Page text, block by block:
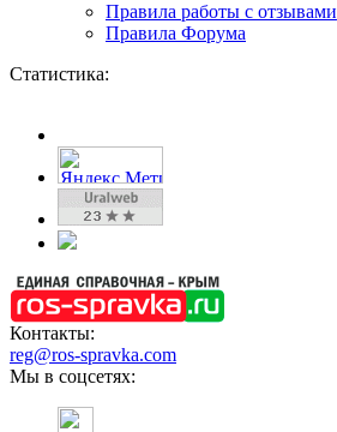
Правила работы с отзывами
Правила Форума
Статистика:
Контакты:
reg@ros-spravka.com
Мы в соцсетях: